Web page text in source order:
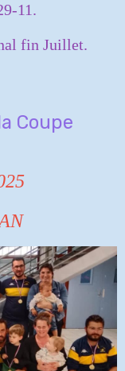
11.
fin Juillet.
Coupe